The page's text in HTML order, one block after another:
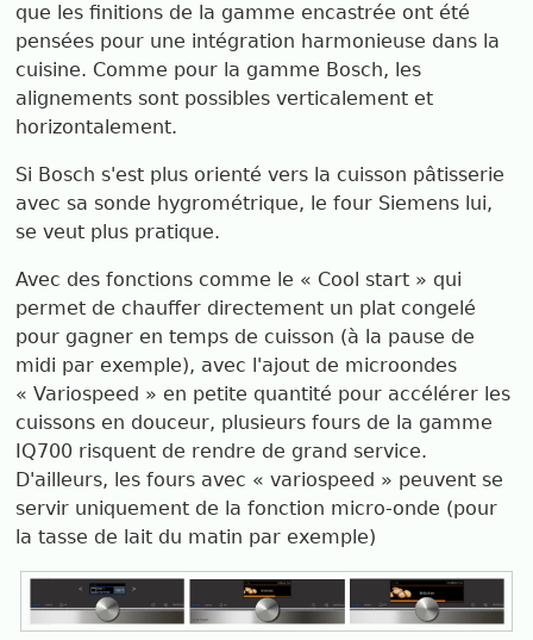
que les finitions de la gamme encastrée ont été
pensées pour une intégration harmonieuse dans la
cuisine. Comme pour la gamme Bosch, les
alignements sont possibles verticalement et
horizontalement.
Si Bosch s'est plus orienté vers la cuisson pâtisserie
avec sa sonde hygrométrique, le four Siemens lui,
se veut plus pratique.
Avec des fonctions comme le « Cool start » qui
permet de chauffer directement un plat congelé
pour gagner en temps de cuisson (à la pause de
midi par exemple), avec l'ajout de microondes
« Variospeed » en petite quantité pour accélérer les
cuissons en douceur, plusieurs fours de la gamme
IQ700 risquent de rendre de grand service.
D'ailleurs, les fours avec « variospeed » peuvent se
servir uniquement de la fonction micro-onde (pour
la tasse de lait du matin par exemple)